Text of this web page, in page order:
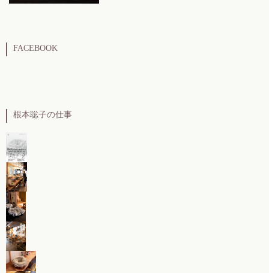
FACEBOOK
根本聡子の仕事